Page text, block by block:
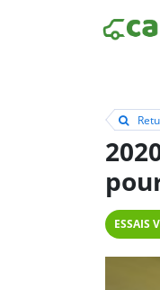
ESSAIS